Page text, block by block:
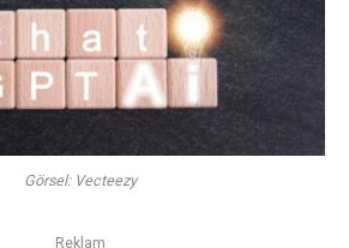
Görsel: Vecteezy
Reklam